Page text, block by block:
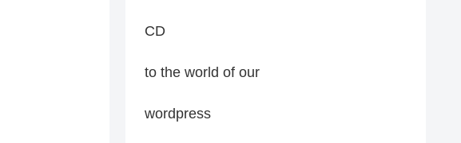
CD
to the world of our
wordpress